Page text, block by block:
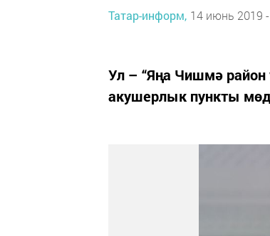
Татар-информ, 14 июнь 2019
Ул – “Яңа Чишмә
акушерлык пункты